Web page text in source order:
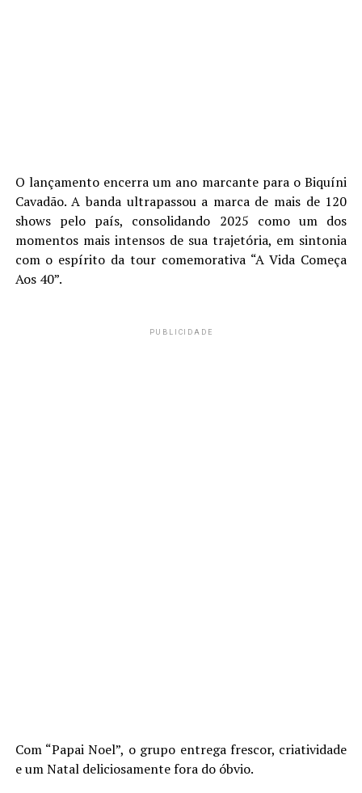
O lançamento encerra um ano marcante para o Biquíni
Cavadão. A banda ultrapassou a marca de mais de 120
shows pelo país, consolidando 2025 como um dos
momentos mais intensos de sua trajetória, em sintonia
com o espírito da tour comemorativa “A Vida Começa
Aos 40”.
PUBLICIDADE
Com “Papai Noel”, o grupo entrega frescor, criatividade
e um Natal deliciosamente fora do óbvio.